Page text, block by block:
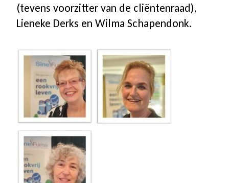
(tevens voorzitter van de cliëntenraad),
Lieneke Derks en Wilma Schapendonk.